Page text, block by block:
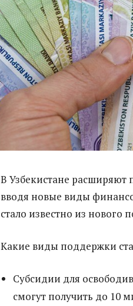
В Узбекистане расширяют
вводя новые виды
стало известно из нового
Какие виды поддержки
Субсидии для
смогут получить до 10